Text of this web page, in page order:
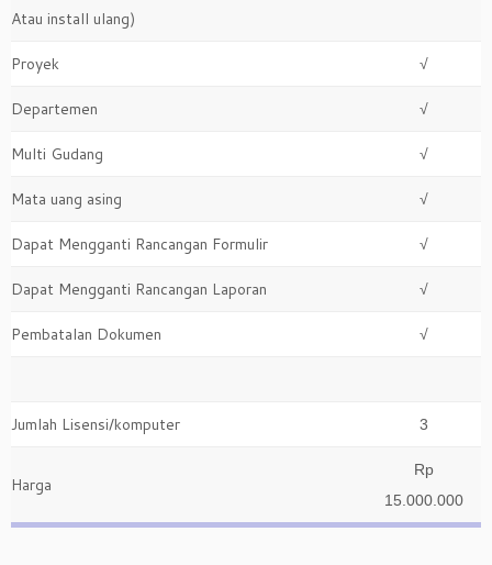
Atau install ulang)
Proyek √
Departemen √
Multi Gudang √
Mata uang asing √
Dapat Mengganti Rancangan Formulir √
Dapat Mengganti Rancangan Laporan √
Pembatalan Dokumen √
Jumlah Lisensi/komputer 3
Harga
Rp
15.000.000